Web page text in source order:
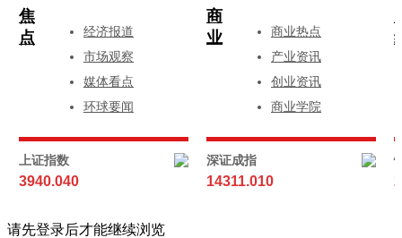
焦
点
经济报道
市场观察
媒体看点
环球要闻
商
业
商业热点
产业资讯
创业资讯
商业学院
上证指数
3940.040
深证成指
14311.010
请先登录后才能继续浏览